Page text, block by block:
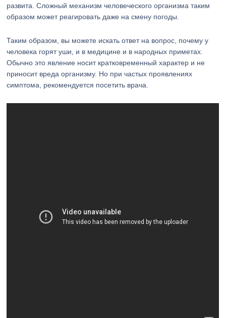
развита. Сложный механизм человеческого организма таким
образом может реагировать даже на смену погоды.
Таким образом, вы можете искать ответ на вопрос, почему у
человека горят уши, и в медицине и в народных приметах.
Обычно это явление носит кратковременный характер и не
приносит вреда организму. Но при частых проявлениях
симптома, рекомендуется посетить врача.